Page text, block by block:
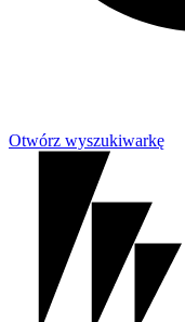
Otwórz wyszukiwarkę